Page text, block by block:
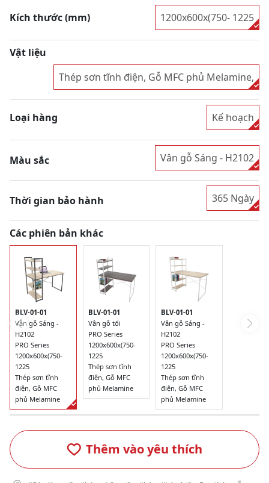
Kích thước (mm) 1200x600x(750- 1225
Vật liệu
Thép sơn tĩnh điện, Gỗ MFC phủ Melamine,
Loại hàng Kế hoạch
Màu sắc Vân gỗ Sáng - H2102
Thời gian bảo hành 365 Ngày
Các phiên bản khác
BLV-01-01
Vân gỗ Sáng -
H2102
PRO Series
1200x600x(750-
1225
Thép sơn tĩnh
điện, Gỗ MFC
phủ Melamine
BLV-01-01
Vân gỗ tối
PRO Series
1200x600x(750-
1225
Thép sơn tĩnh
điện, Gỗ MFC
phủ Melamine
BLV-01-01
Vân gỗ Sáng -
H2102
PRO Series
1200x600x(750-
1225
Thép sơn tĩnh
điện, Gỗ MFC
phủ Melamine
Thêm vào yêu thích